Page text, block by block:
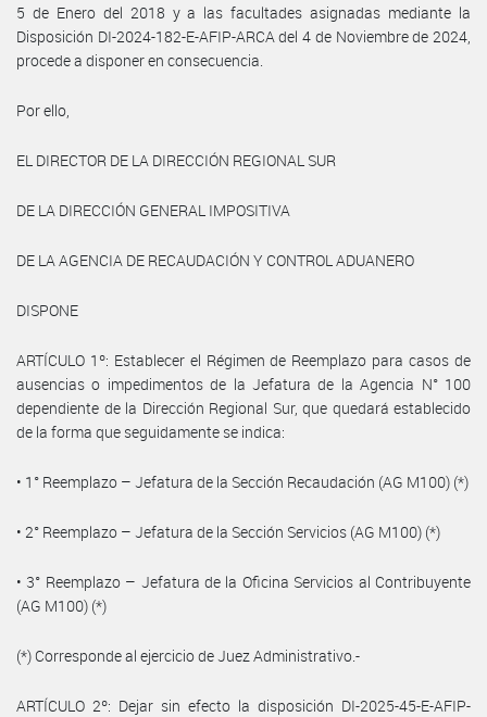
5 de Enero del 2018 y a las facultades asignadas mediante la
Disposición DI-2024-182-E-AFIP-ARCA del 4 de Noviembre de 2024,
procede a disponer en consecuencia.
Por ello,
EL DIRECTOR DE LA DIRECCIÓN REGIONAL SUR
DE LA DIRECCIÓN GENERAL IMPOSITIVA
DE LA AGENCIA DE RECAUDACIÓN Y CONTROL ADUANERO
DISPONE
ARTÍCULO 1º: Establecer el Régimen de Reemplazo para casos de
ausencias o impedimentos de la Jefatura de la Agencia N° 100
dependiente de la Dirección Regional Sur, que quedará establecido
de la forma que seguidamente se indica:
• 1° Reemplazo – Jefatura de la Sección Recaudación (AG M100) (*)
• 2° Reemplazo – Jefatura de la Sección Servicios (AG M100) (*)
• 3° Reemplazo – Jefatura de la Oficina Servicios al Contribuyente
(AG M100) (*)
(*) Corresponde al ejercicio de Juez Administrativo.-
ARTÍCULO 2º: Dejar sin efecto la disposición DI-2025-45-E-AFIP-